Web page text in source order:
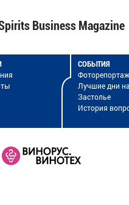
Business Magazine
СОБЫТИЯ
Лучшие дни
Застолье
История